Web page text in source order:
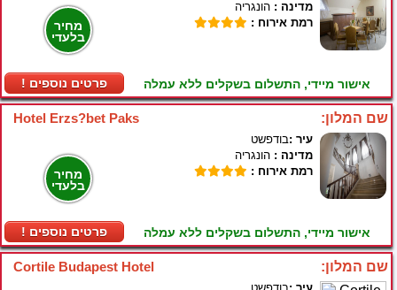
מחיר
בלעדי
! פרטים נוספים
מדינה : הונגריה
רמת אירוח :
אישור מיידי, התשלום בשקלים ללא עמלה
Hotel Erzs?bet Paks שם המלון:
מחיר
בלעדי
! פרטים נוספים
עיר :בודפשט
מדינה : הונגריה
רמת אירוח :
אישור מיידי, התשלום בשקלים ללא עמלה
Cortile Budapest Hotel שם המלון: